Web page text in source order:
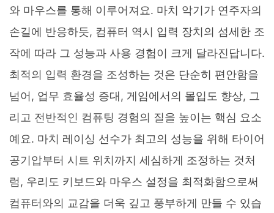
와 마우스를 통해 이루어져요. 마치 악기가 연주자의
손길에 반응하듯, 컴퓨터 역시 입력 장치의 섬세한 조
작에 따라 그 성능과 사용 경험이 크게 달라진답니다.
최적의 입력 환경을 조성하는 것은 단순히 편안함을
넘어, 업무 효율성 증대, 게임에서의 몰입도 향상, 그
리고 전반적인 컴퓨팅 경험의 질을 높이는 핵심 요소
예요. 마치 레이싱 선수가 최고의 성능을 위해 타이어
공기압부터 시트 위치까지 세심하게 조정하는 것처
럼, 우리도 키보드와 마우스 설정을 최적화함으로써
컴퓨터와의 교감을 더욱 깊고 풍부하게 만들 수 있습